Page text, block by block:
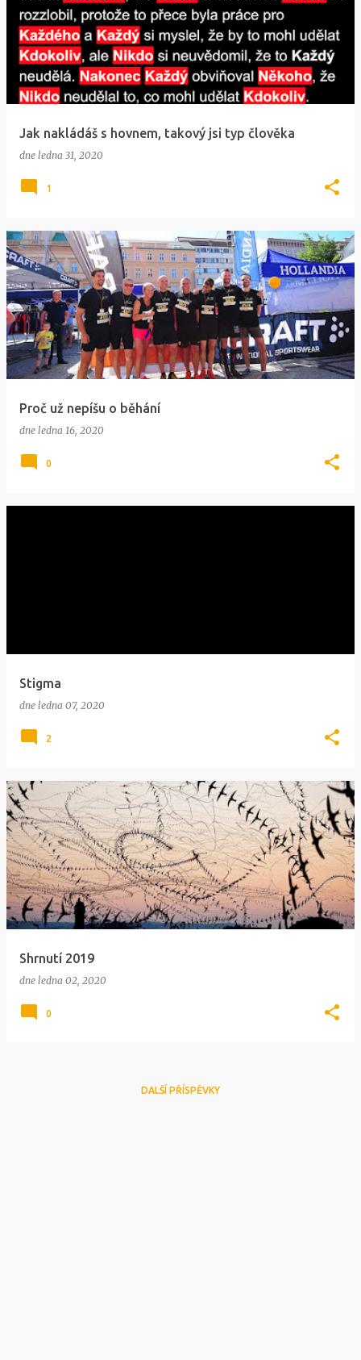
Jak nakládáš s hovnem, takový jsi typ člověka
dne ledna 31, 2020
1
Proč už nepíšu o běhání
dne ledna 16, 2020
0
Stigma
dne ledna 07, 2020
2
Shrnutí 2019
dne ledna 02, 2020
0
DALŠÍ PŘÍSPĚVKY